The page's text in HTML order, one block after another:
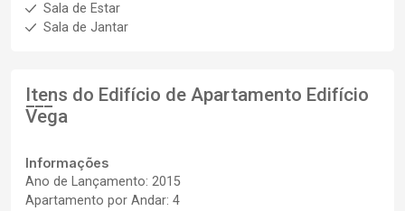
Sala de Estar
Sala de Jantar
Itens do Edifício de Apartamento Edifício
Vega
Informações
Ano de Lançamento: 2015
Apartamento por Andar: 4